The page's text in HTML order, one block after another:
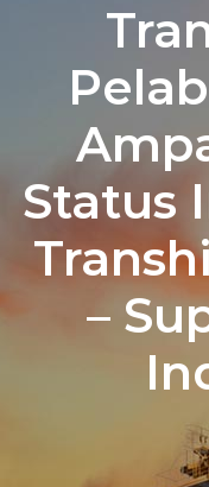
Status
–